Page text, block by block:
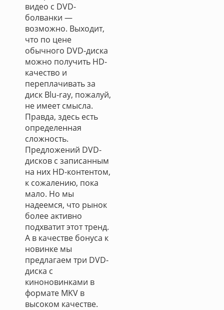
видео с DVD-
болванки —
возможно. Выходит,
что по цене
обычного DVD-диска
можно получить HD-
качество и
переплачивать за
диск Blu-ray, пожалуй,
не имеет смысла.
Правда, здесь есть
определенная
сложность.
Предложений DVD-
дисков с записанным
на них HD-контентом,
к сожалению, пока
мало. Но мы
надеемся, что рынок
более активно
подхватит этот тренд.
А в качестве бонуса к
новинке мы
предлагаем три DVD-
диска с
киноновинками в
формате MKV в
высоком качестве.